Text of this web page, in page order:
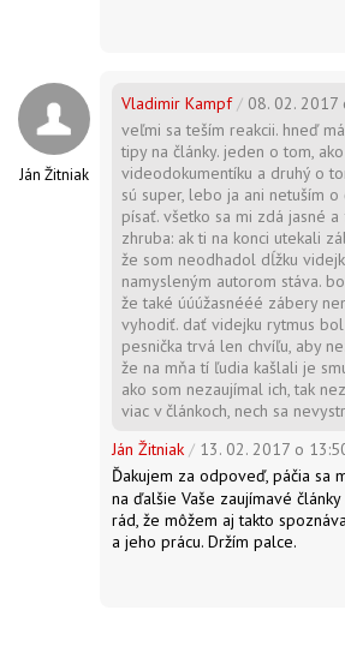
Ján Žitniak
Vladimir Kampf/ 08. 02. 2017
veľmi sa teším reakcii. hneď
tipy na články. jeden o tom,
videodokumentíku a druhý o
sú super, lebo ja ani netuším
písať. všetko sa mi zdá jasné
zhruba: ak ti na konci utekali
že som neodhadol dĺžku
namysleným autorom stáva.
že také úúúžasnééé zábery
vyhodiť. dať videjku rytmus
pesnička trvá len chvíľu, aby
že na mňa tí ľudia kašlali je
ako som nezaujímal ich, tak
viac v článkoch, nech sa
Ján Žitniak / 13. 02. 2017 o
Ďakujem za odpoveď, páčia sa
na ďalšie Vaše zaujímavé
rád, že môžem aj takto
a jeho prácu. Držím palce.